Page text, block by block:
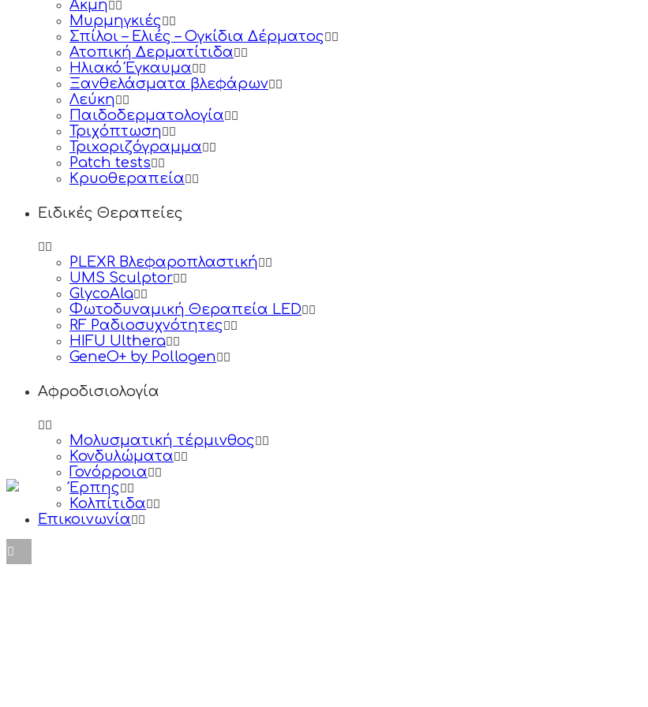
Ακμή
Μυρμηγκιές
Σπίλοι – Ελιές – Ογκίδια Δέρματος
Ατοπική Δερματίτιδα
Ηλιακό Έγκαυμα
Ξανθελάσματα βλεφάρων
Λεύκη
Παιδοδερματολογία
Τριχόπτωση
Τριxοριζόγραμμα
Patch tests
Κρυοθεραπεία
Ειδικές Θεραπείες
PLEXR Βλεφαροπλαστική
UMS Sculptor
GlycoAla
Φωτοδυναμική Θεραπεία LED
RF Ραδιοσυχνότητες
HIFU Ulthera
GeneO+ by Pollogen
Αφροδισιολογία
Μολυσματική τέρμινθος
Κονδυλώματα
Γονόρροια
Έρπης
Κολπίτιδα
Επικοινωνία